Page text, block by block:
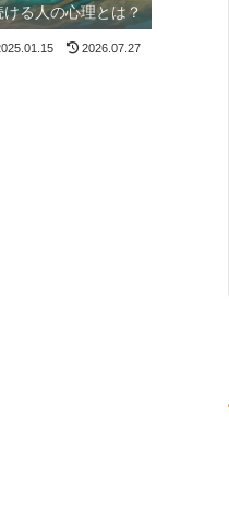
る人の心理とは？
2026.07.27